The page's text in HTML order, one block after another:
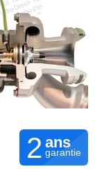
2 ans
garantie